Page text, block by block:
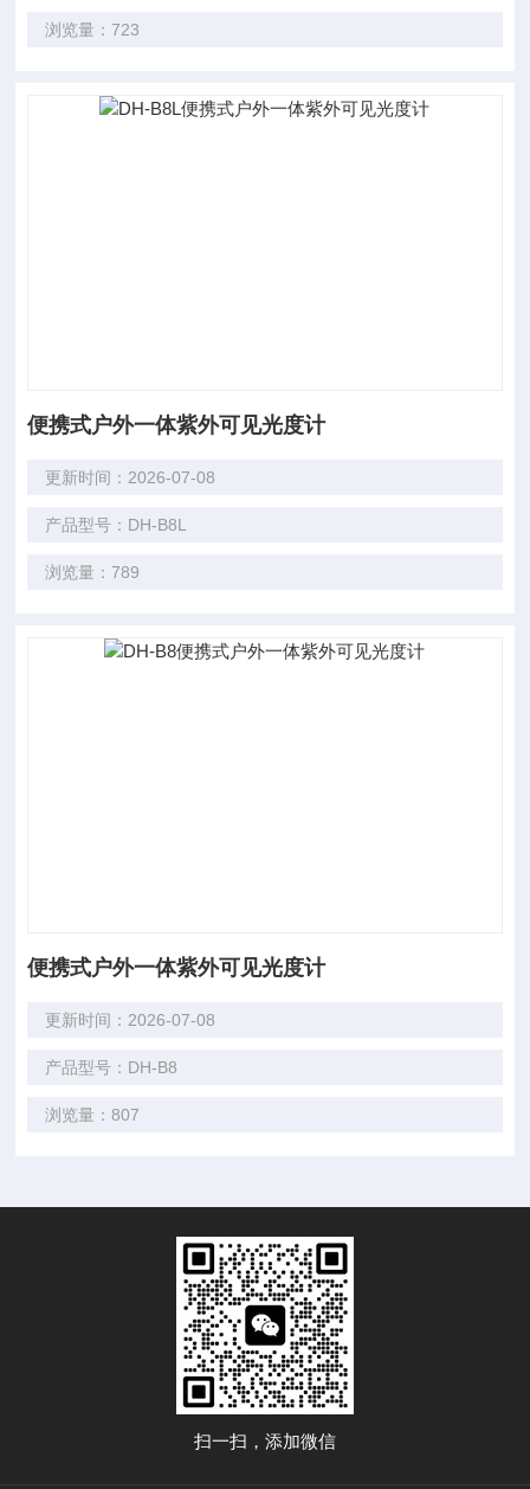
浏览量：723
便携式户外一体紫外可见光度计
更新时间：2026-07-08
产品型号：DH-B8L
浏览量：789
便携式户外一体紫外可见光度计
更新时间：2026-07-08
产品型号：DH-B8
浏览量：807
扫一扫，添加微信